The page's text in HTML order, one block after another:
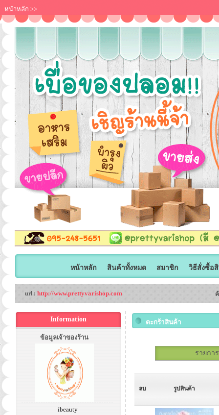
หน้าหลัก >>
หน้าหลัก สินค้าทั้งหมด สมาชิก วิธีสั่งซื้อ
url : http://www.prettyvarishop.com
Information
ข้อมูลเจ้าของร้าน
ibeauty
ตะกร้าสินค้า
รายกา
ลบ รูปสินค้า